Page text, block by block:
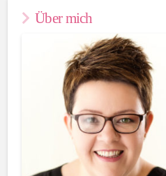
Über mich